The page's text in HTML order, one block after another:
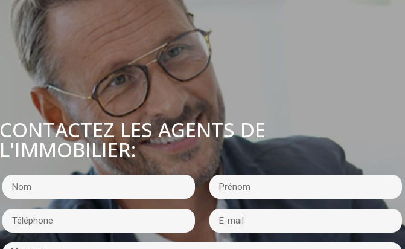
CONTACTEZ LES AGENTS DE
L'IMMOBILIER: